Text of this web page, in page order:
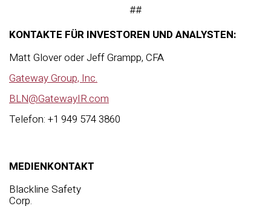
##
KONTAKTE FÜR INVESTOREN UND ANALYSTEN:
Matt Glover oder Jeff Grampp, CFA
Gateway Group, Inc.
BLN@GatewayIR.com
Telefon: +1 949 574 3860
MEDIENKONTAKT
Blackline Safety
Corp.